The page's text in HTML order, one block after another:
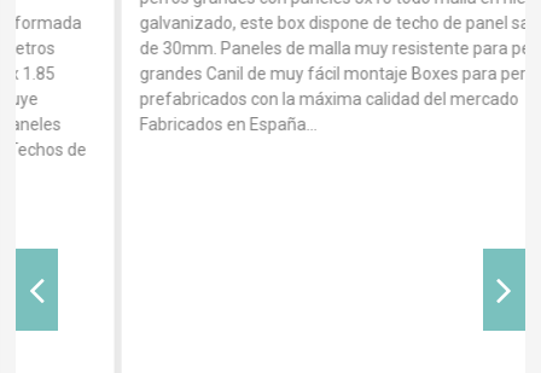
galvanizado, este box dispone de techo de panel sandwich
de 30mm. Paneles de malla muy resistente para perros
grandes Canil de muy fácil montaje Boxes para perros
prefabricados con la máxima calidad del mercado
Fabricados en España...